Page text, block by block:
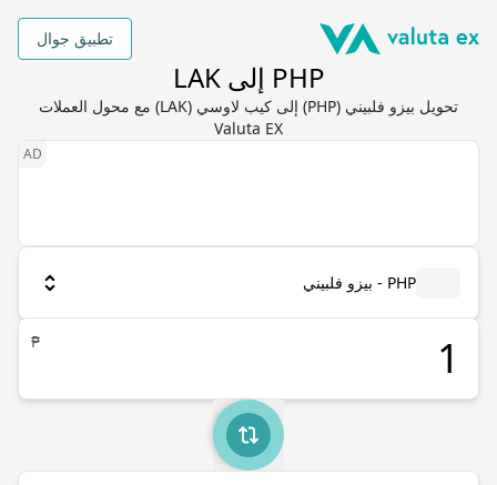
تطبيق جوال
PHP إلى LAK
تحويل بيزو فلبيني (PHP) إلى كيب لاوسي (LAK) مع محول العملات
Valuta EX
PHP - بيزو فلبيني
₱